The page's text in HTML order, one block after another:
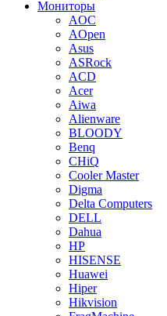
Мониторы
AOC
AOpen
Asus
ASRock
ACD
Acer
Aiwa
Alienware
BLOODY
Benq
CHiQ
Cooler Master
Digma
Delta Computers
DELL
Dahua
HP
HISENSE
Huawei
Hiper
Hikvision